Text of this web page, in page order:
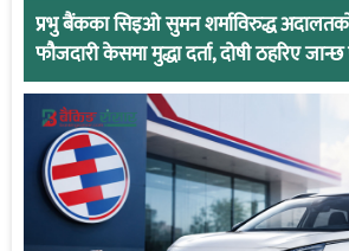
प्रभु बैंकका सिइओ सुमन शर्माविरुद्ध
फौजदारी केसमा मुद्धा दर्ता, दोषी ठहरिए